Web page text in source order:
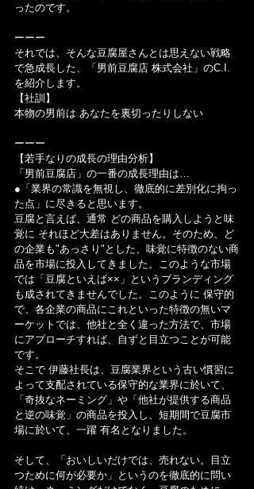
ったのです。
ーーー
それでは、そんな豆腐屋さんとは思えない戦略
で急成長した、「男前豆腐店 株式会社」のC.I.
を紹介します。
【社訓】
本物の男前は あなたを裏切ったりしない
ーーー
【若手なりの成長の理由分析】
「男前豆腐店」の一番の成長理由は…
●「業界の常識を無視し、徹底的に差別化に拘っ
た点」に尽きると思います。
豆腐と言えば、通常 どの商品を購入しようと味
覚に それほど大差はありません。そのため、ど
の企業も"あっさり"とした、味覚に特徴のない商
品を市場に投入してきました。このような市場
では「豆腐といえば××」というブランディング
も成されてきませんでした。このように 保守的
で、各企業の商品にこれといった特徴の無いマ
ーケットでは、他社と全く違った方法で、市場
にアプローチすれば、自ずと目立つことが可能
です。
そこで 伊藤社長は、豆腐業界という古い慣習に
よって支配されている保守的な業界に於いて、
「奇抜なネーミング」や「他社が提供する商品
と逆の味覚」の商品を投入し、短期間で豆腐市
場に於いて、一躍 有名となりました。
そして、「おいしいだけでは、売れない。目立
つために何が必要か」というのを徹底的に問い